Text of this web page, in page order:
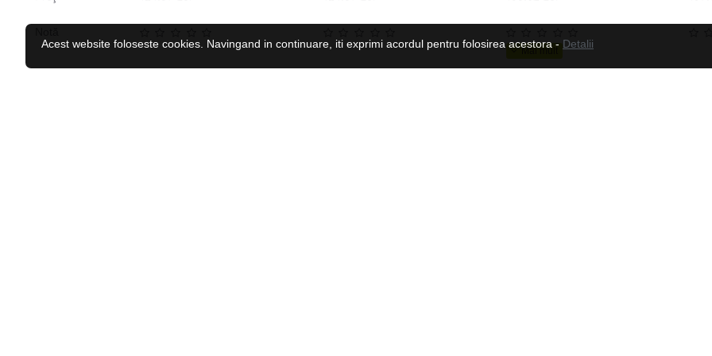
Acest website foloseste cookies. Navingand in continuare, iti exprimi acordul pentru folosirea acestora - Detalii